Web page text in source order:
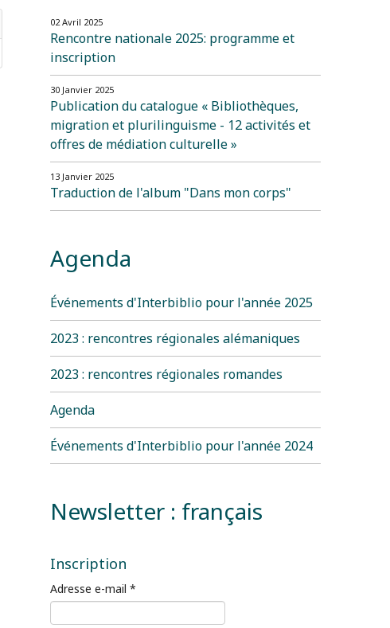
02 Avril 2025
Rencontre nationale 2025: programme et
inscription
30 Janvier 2025
Publication du catalogue « Bibliothèques,
migration et plurilinguisme - 12 activités et
offres de médiation culturelle »
13 Janvier 2025
Traduction de l'album "Dans mon corps"
Agenda
Événements d'Interbiblio pour l'année 2025
2023 : rencontres régionales alémaniques
2023 : rencontres régionales romandes
Agenda
Événements d'Interbiblio pour l'année 2024
Newsletter : français
Inscription
Adresse e-mail *